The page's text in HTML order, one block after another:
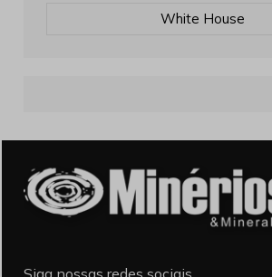
White House
Siga nossas redes sociais